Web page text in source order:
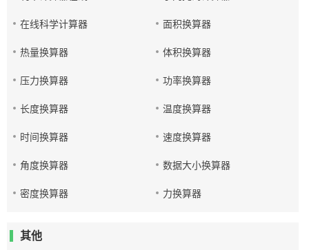
在线科学计算器 面积换算器
热量换算器 体积换算器
压力换算器 功率换算器
长度换算器 温度换算器
时间换算器 速度换算器
角度换算器 数据大小换算器
密度换算器 力换算器
其他